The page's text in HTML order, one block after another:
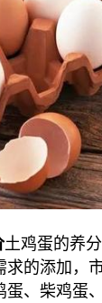
土鸡蛋的养
求的添加，
、柴鸡蛋